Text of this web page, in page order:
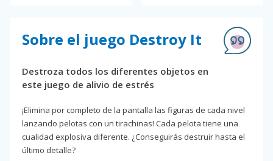
Sobre el juego Destroy It
Destroza todos los diferentes objetos en
este juego de alivio de estrés
¡Elimina por completo de la pantalla las figuras de cada nivel
lanzando pelotas con un tirachinas! Cada pelota tiene una
cualidad explosiva diferente. ¿Conseguirás destruir hasta el
último detalle?